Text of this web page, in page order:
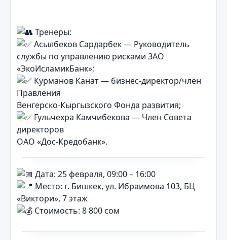
Тренеры:
Асылбеков Сардарбек — Руководитель
службы по управлению рисками ЗАО
«ЭкоИсламикБанк»;
Курманов Канат — бизнес-директор/член
Правления
Венгерско-Кыргызского Фонда развития;
Гульчехра Камчибекова — Член Совета
директоров
ОАО «Дос-Кредобанк».
Дата: 25 февраля, 09:00 – 16:00
Место: г. Бишкек, ул. Ибраимова 103, БЦ
«Виктори», 7 этаж
Стоимость: 8 800 сом